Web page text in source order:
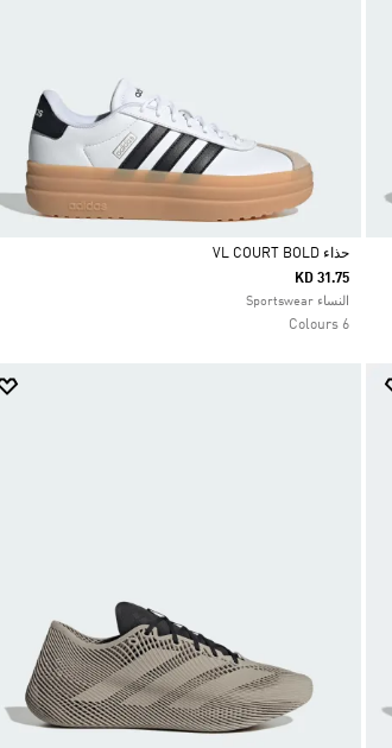
Selected
حذاء VL COURT BOLD
KD 31.75
النساء Sportswear
6 Colours